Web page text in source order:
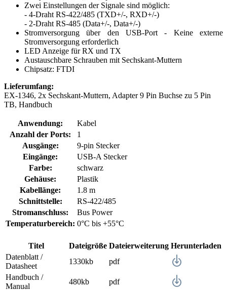
Zwei Einstellungen der Signale sind möglich:
- 4-Draht RS-422/485 (TXD+/-, RXD+/-)
- 2-Draht RS-485 (Data+/-, Data+/-)
Stromversorgung über den USB-Port - Keine externe
Stromversorgung erforderlich
LED Anzeige für RX und TX
Austauschbare Schrauben mit Sechskant-Muttern
Chipsatz: FTDI
Lieferumfang:
EX-1346, 2x Sechskant-Muttern, Adapter 9 Pin Buchse zu 5 Pin
TB, Handbuch
Anwendung:
Kabel
Anzahl der Ports:
1
Ausgänge:
9-pin Stecker
Eingänge:
USB-A Stecker
Farbe:
schwarz
Gehäuse:
Plastik
Kabellänge:
1.8 m
Schnittstelle:
RS-422/485
Stromanschluss:
Bus Power
Temperaturbereich: 0°C bis +55°C
Titel Dateigröße Dateierweiterung Herunterladen
Datenblatt /
Datasheet
1330kb
pdf
Handbuch /
Manual
480kb pdf